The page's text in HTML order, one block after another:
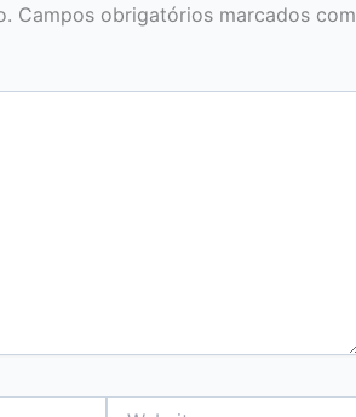
Campos obrigatórios marcados com